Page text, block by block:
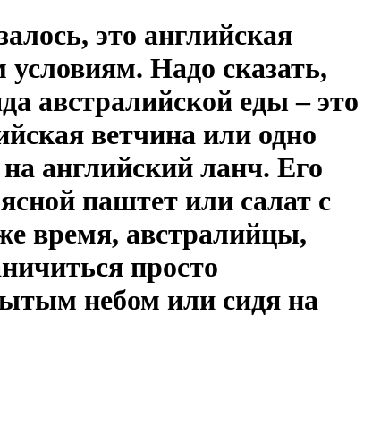
это английская
Надо сказать,
австралийской еды – это
ветчина или одно
английский ланч. Его
паштет или салат с
время, австралийцы,
просто
небом или сидя на